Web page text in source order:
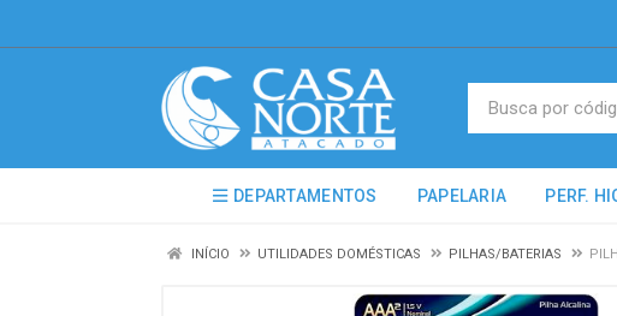
DEPARTAMENTOS PAPELARIA PERF.
INÍCIO UTILIDADES DOMÉSTICAS PILHAS/BATERIAS